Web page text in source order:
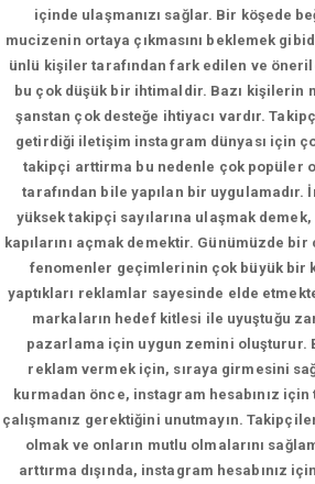
içinde ulaşmanızı sağlar. Bir köşede
mucizenin ortaya çıkmasını beklemek
ünlü kişiler tarafından fark edilen ve
bu çok düşük bir ihtimaldir. Bazı kişilerin
şanstan çok desteğe ihtiyacı vardır.
getirdiği iletişim instagram dünyası için
takipçi arttirma bu nedenle çok popüler
tarafından bile yapılan bir uygulamadır.
yüksek takipçi sayılarına ulaşmak
kapılarını açmak demektir. Günümüzde bir
fenomenler geçimlerinin çok büyük bir
yaptıkları reklamlar sayesinde elde
markaların hedef kitlesi ile uyuştuğu
pazarlama için uygun zemini oluşturur.
reklam vermek için, sıraya girmesini
kurmadan önce, instagram hesabınız
çalışmanız gerektiğini unutmayın.
olmak ve onların mutlu olmalarını
arttırma dışında, instagram hesabınız